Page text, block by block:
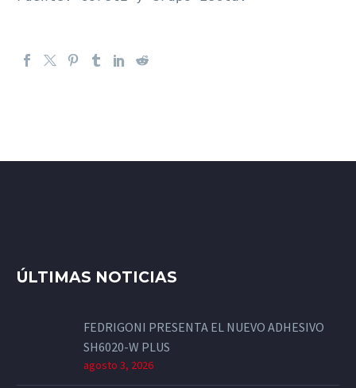
ÚLTIMAS NOTICIAS
FEDRIGONI PRESENTA EL NUEVO ADHESIVO
SH6020-W PLUS
agosto 3, 2026